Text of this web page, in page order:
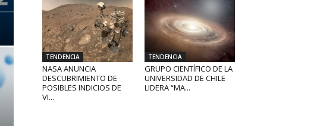
TENDENCIA
NASA ANUNCIA
DESCUBRIMIENTO DE
POSIBLES INDICIOS DE
VI...
TENDENCIA
GRUPO CIENTÍFICO DE LA
UNIVERSIDAD DE CHILE
LIDERA “MA...